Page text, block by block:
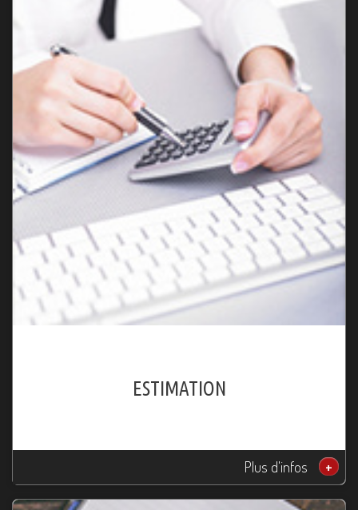
ESTIMATION
Plus d'infos +